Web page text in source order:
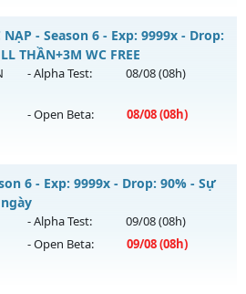
Webzen
Website: https://muhoalong.pro
- Mở máy chủ
vào 13h ngày
- Season 6 - Exp: 9999x - Drop:
THẦN+3M WC FREE
- Alpha Test: 08/08(08h)
- Open Beta: 08/08(08h)
- TẶNG SET 400 FULL THẦN+3M
- Mở máy chủ
BOSS 24/7 SĂN
ngày 08/08/2626
6 - Exp: 9999x - Drop: 90% - Sự
- Alpha Test: 09/08(08h)
- Open Beta: 09/08(08h)